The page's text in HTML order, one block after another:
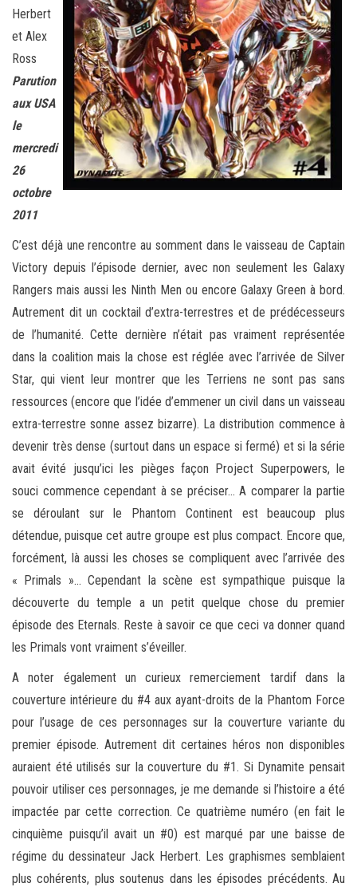
Herbert
et Alex
Ross
Parution
aux USA
le
mercredi
26
octobre
2011
C’est déjà une rencontre au somment dans le vaisseau de Captain
Victory depuis l’épisode dernier, avec non seulement les Galaxy
Rangers mais aussi les Ninth Men ou encore Galaxy Green à bord.
Autrement dit un cocktail d’extra-terrestres et de prédécesseurs
de l’humanité. Cette dernière n’était pas vraiment représentée
dans la coalition mais la chose est réglée avec l’arrivée de Silver
Star, qui vient leur montrer que les Terriens ne sont pas sans
ressources (encore que l’idée d’emmener un civil dans un vaisseau
extra-terrestre sonne assez bizarre). La distribution commence à
devenir très dense (surtout dans un espace si fermé) et si la série
avait évité jusqu’ici les pièges façon Project Superpowers, le
souci commence cependant à se préciser… A comparer la partie
se déroulant sur le Phantom Continent est beaucoup plus
détendue, puisque cet autre groupe est plus compact. Encore que,
forcément, là aussi les choses se compliquent avec l’arrivée des
« Primals »… Cependant la scène est sympathique puisque la
découverte du temple a un petit quelque chose du premier
épisode des Eternals. Reste à savoir ce que ceci va donner quand
les Primals vont vraiment s’éveiller.
A noter également un curieux remerciement tardif dans la
couverture intérieure du #4 aux ayant-droits de la Phantom Force
pour l’usage de ces personnages sur la couverture variante du
premier épisode. Autrement dit certaines héros non disponibles
auraient été utilisés sur la couverture du #1. Si Dynamite pensait
pouvoir utiliser ces personnages, je me demande si l’histoire a été
impactée par cette correction. Ce quatrième numéro (en fait le
cinquième puisqu’il avait un #0) est marqué par une baisse de
régime du dessinateur Jack Herbert. Les graphismes semblaient
plus cohérents, plus soutenus dans les épisodes précédents. Au